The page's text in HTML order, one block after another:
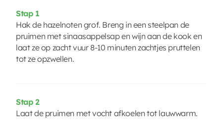
Stap 1
Hak de hazelnoten grof. Breng in een steelpan de
pruimen met sinaasappelsap en wijn aan de kook en
laat ze op zacht vuur 8-10 minuten zachtjes pruttelen
tot ze opzwellen.
Stap 2
Laat de pruimen met vocht afkoelen tot lauwwarm.